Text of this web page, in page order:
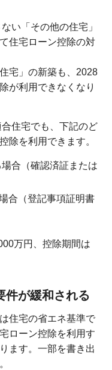
い「その他の住宅」
住宅ローン控除の対
宅」の新築も、2028
が利用できなくなり
住宅でも、下記のど
除を利用できます。
合（確認済証または
合（登記事項証明書
万円、控除期間は
件が緩和される
住宅の省エネ基準で
ローン控除を利用す
ます。一部を書き出